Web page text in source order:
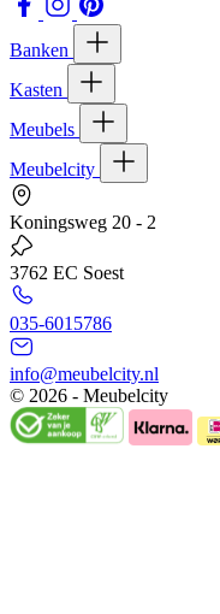
Banken
Kasten
Meubels
Meubelcity
Koningsweg 20 - 2
3762 EC Soest
035-6015786
info@meubelcity.nl
© 2026 - Meubelcity